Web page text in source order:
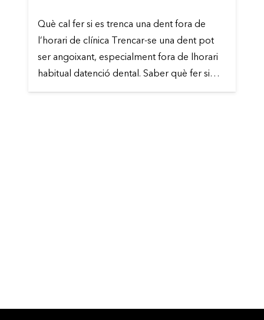
Què cal fer si es trenca una dent fora de
l’horari de clínica Trencar-se una dent pot
ser angoixant, especialment fora de lhorari
habitual datenció dental. Saber què fer si…